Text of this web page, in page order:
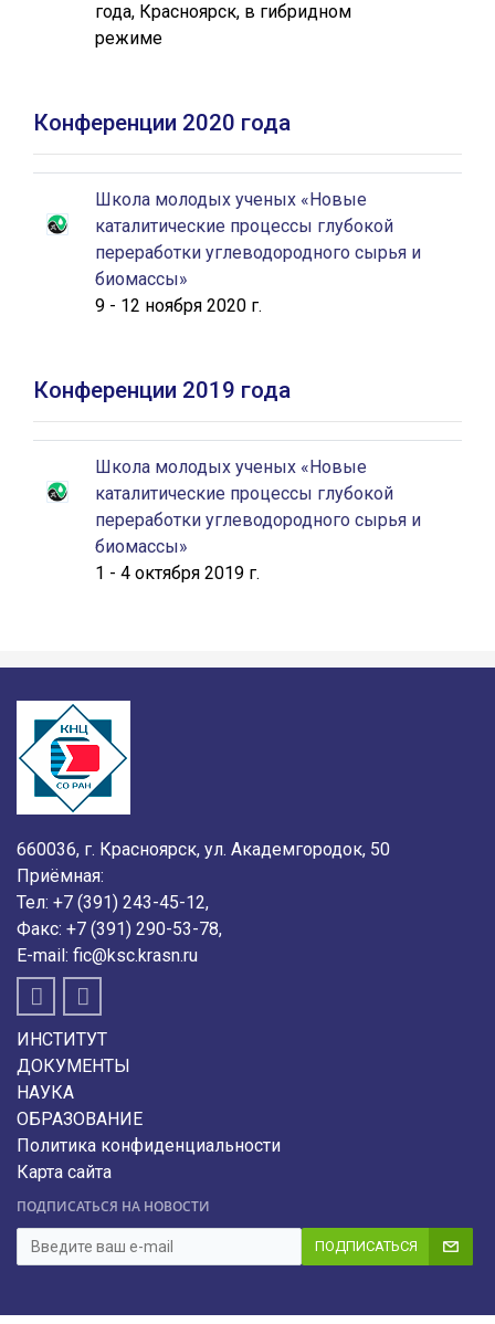
года, Красноярск, в гибридном
режиме
Конференции 2020 года
Школа молодых ученых «Новые
каталитические процессы глубокой
переработки углеводородного сырья и
биомассы»
9 - 12 ноября 2020 г.
Конференции 2019 года
Школа молодых ученых «Новые
каталитические процессы глубокой
переработки углеводородного сырья и
биомассы»
1 - 4 октября 2019 г.
660036, г. Красноярск, ул. Академгородок, 50
Приёмная:
Тел: +7 (391) 243-45-12,
Факс: +7 (391) 290-53-78,
E-mail: fic@ksc.krasn.ru
ИНСТИТУТ
ДОКУМЕНТЫ
НАУКА
ОБРАЗОВАНИЕ
Политика конфиденциальности
Карта сайта
ПОДПИСАТЬСЯ НА НОВОСТИ
ПОДПИСАТЬСЯ